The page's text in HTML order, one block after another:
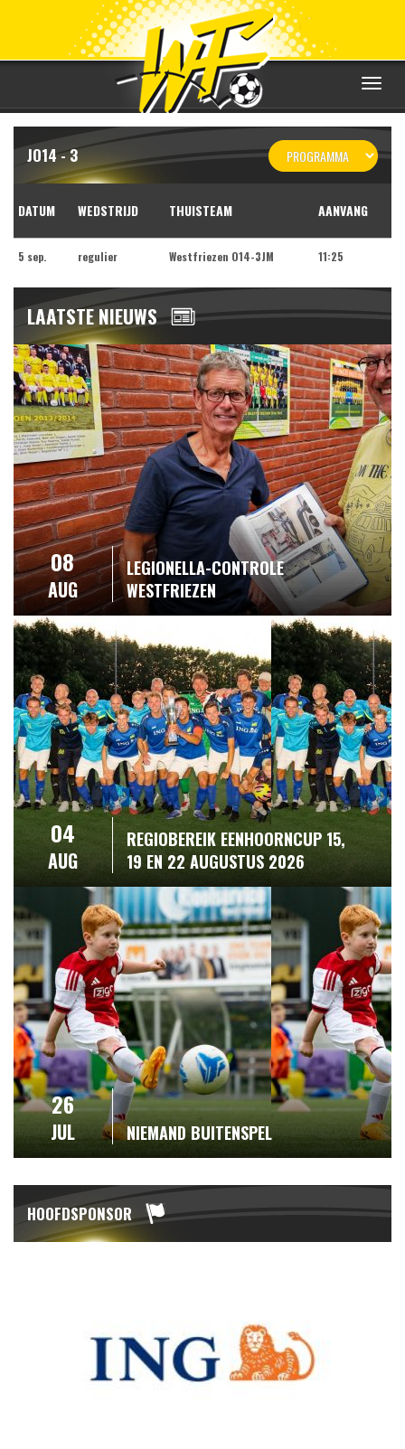
Toggle
JO14 - 3
DATUM WEDSTRIJD THUISTEAM AANVANG
5 sep. regulier Westfriezen O14-3JM 11:25
LAATSTE NIEUWS
08
AUG
LEGIONELLA-CONTROLE
WESTFRIEZEN
04
AUG
REGIOBEREIK EENHOORNCUP 15,
19 EN 22 AUGUSTUS 2026
26
JUL NIEMAND BUITENSPEL
HOOFDSPONSOR